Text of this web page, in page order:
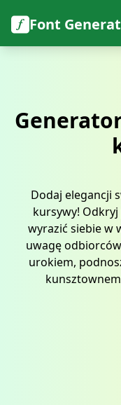
Font
Dodaj elegancji
kursywy! Odkryj
wyrazić siebie w
uwagę
urokiem,